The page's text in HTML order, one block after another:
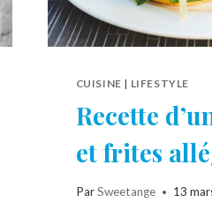
CUISINE | LIFESTYLE
Recette
et frites
Par Sweetange 13